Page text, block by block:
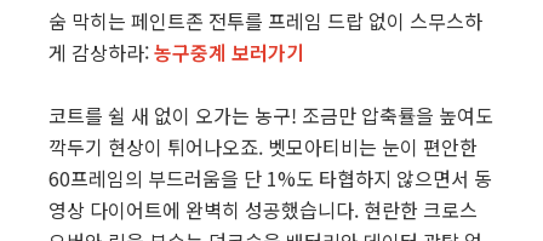
숨 막히는 페인트존 전투를 프레임 드랍 없이 스무스하
게 감상하라:농구중계 보러가기
코트를 쉴 새 없이 오가는 농구! 조금만 압축률을 높여도
깍두기 현상이 튀어나오죠. 벳모아티비는 눈이 편안한
60프레임의 부드러움을 단 1%도 타협하지 않으면서 동
영상 다이어트에 완벽히 성공했습니다. 현란한 크로스